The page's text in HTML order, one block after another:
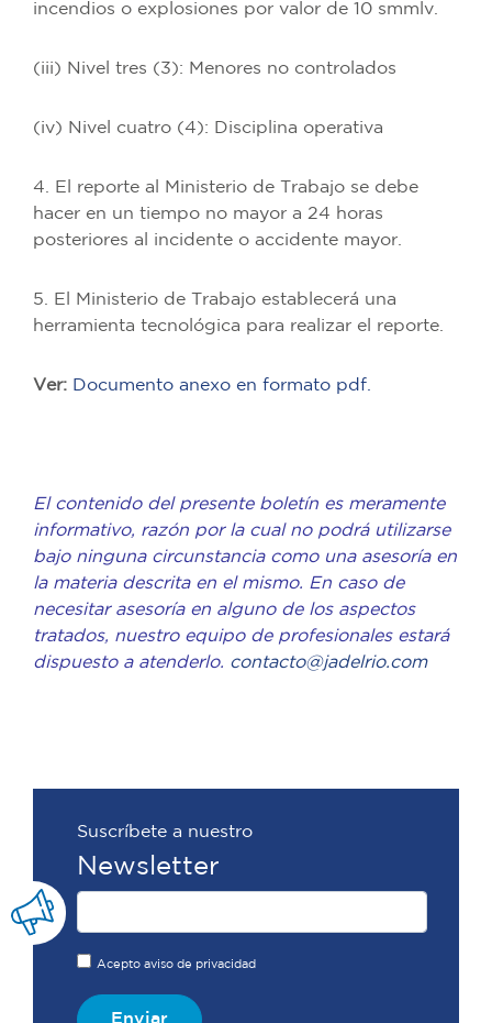
incendios o explosiones por valor de 10 smmlv.
(iii) Nivel tres (3): Menores no controlados
(iv) Nivel cuatro (4): Disciplina operativa
4. El reporte al Ministerio de Trabajo se debe
hacer en un tiempo no mayor a 24 horas
posteriores al incidente o accidente mayor.
5. El Ministerio de Trabajo establecerá una
herramienta tecnológica para realizar el reporte.
Ver: Documento anexo en formato pdf.
El contenido del presente boletín es meramente
informativo, razón por la cual no podrá utilizarse
bajo ninguna circunstancia como una asesoría en
la materia descrita en el mismo. En caso de
necesitar asesoría en alguno de los aspectos
tratados, nuestro equipo de profesionales estará
dispuesto a atenderlo. contacto@jadelrio.com
Suscríbete a nuestro
Newsletter
Acepto aviso de privacidad
Enviar